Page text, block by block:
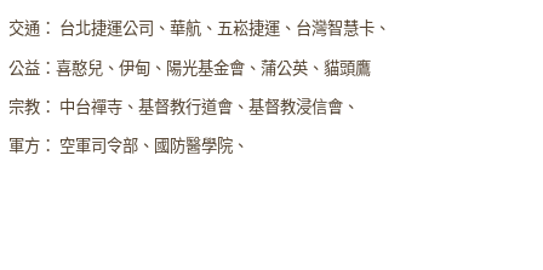
交通： 台北捷運公司、華航、五崧捷運、台灣智慧卡、
公益：喜憨兒、伊甸、陽光基金會、蒲公英、貓頭鷹
宗教： 中台禪寺、基督教行道會、基督教浸信會、
軍方： 空軍司令部、國防醫學院、